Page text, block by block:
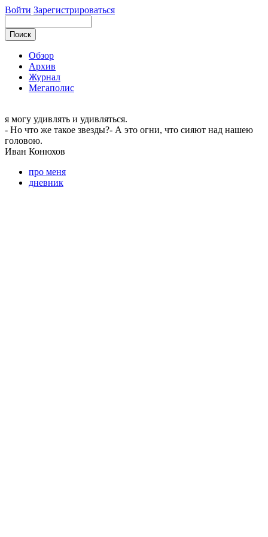
Войти Зарегистрироваться
Обзор
Архив
Журнал
Мегаполис
я могу удивлять и удивляться.
- Но что же такое звезды?- А это огни, что сияют над нашею
головою.
Иван Конюхов
про меня
дневник